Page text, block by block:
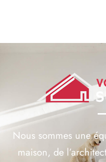
Nous sommes une
maison, de